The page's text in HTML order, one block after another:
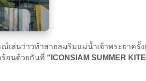
เล่นว่าวท้าสายลมริมแม่น้ำเจ้าพระยาครั้
ร้อนด้วยกันที่ “ICONSIAM SUMMER